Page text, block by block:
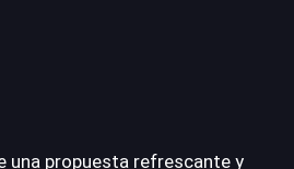
una propuesta refrescante y